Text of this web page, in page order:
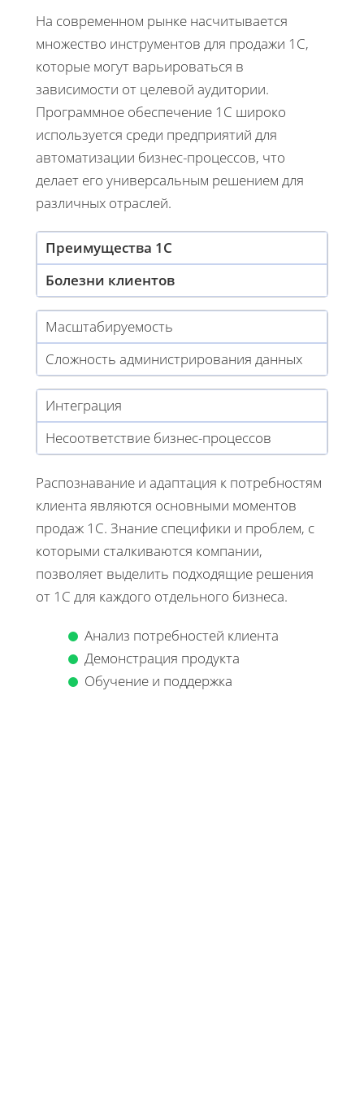
На современном рынке насчитывается
множество инструментов для продажи 1С,
которые могут варьироваться в
зависимости от целевой аудитории.
Программное обеспечение 1С широко
используется среди предприятий для
автоматизации бизнес-процессов, что
делает его универсальным решением для
различных отраслей.
Преимущества 1С
Болезни клиентов
Масштабируемость
Сложность администрирования данных
Интеграция
Несоответствие бизнес-процессов
Распознавание и адаптация к потребностям
клиента являются основными моментов
продаж 1С. Знание специфики и проблем, с
которыми сталкиваются компании,
позволяет выделить подходящие решения
от 1С для каждого отдельного бизнеса.
Анализ потребностей клиента
Демонстрация продукта
Обучение и поддержка